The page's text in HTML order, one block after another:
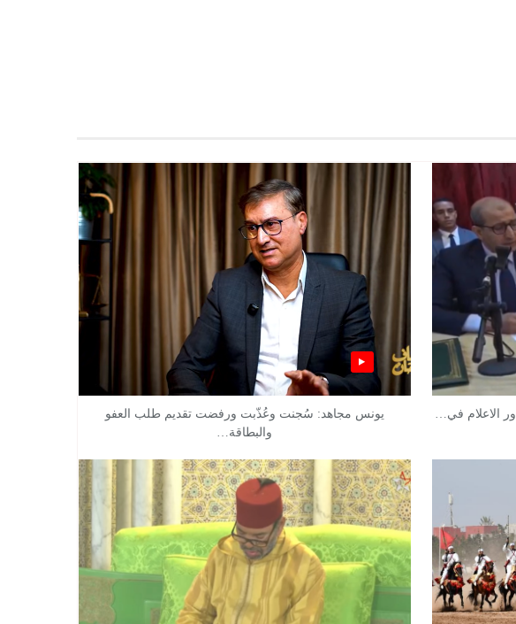
الاعلام في…
يونس مجاهد: سُجنت وعُذّبت ورفضت تقديم طلب العفو
والبطاقة…